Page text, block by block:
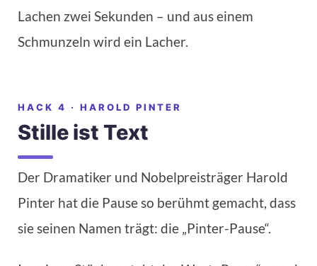
Lachen zwei Sekunden – und aus einem
Schmunzeln wird ein Lacher.
HACK 4 · HAROLD PINTER
Stille ist Text
Der Dramatiker und Nobelpreisträger Harold
Pinter hat die Pause so berühmt gemacht, dass
sie seinen Namen trägt: die „Pinter-Pause“.